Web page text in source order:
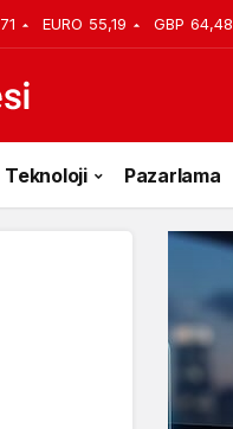
EURO 55,19 GBP 64,48
Teknoloji Pazarlama